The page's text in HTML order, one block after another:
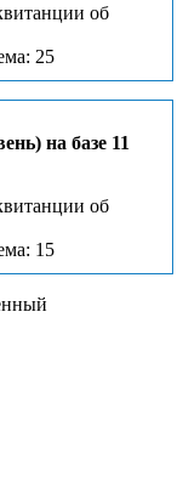
об
25
на базе 11
об
15